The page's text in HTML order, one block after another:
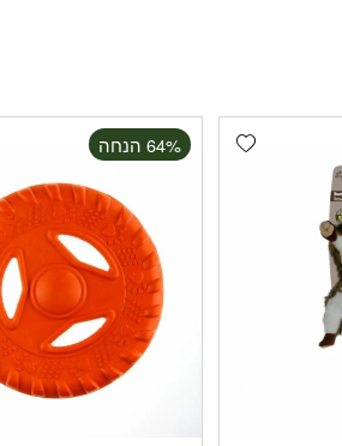
Add wishlist
‫64% הנחה